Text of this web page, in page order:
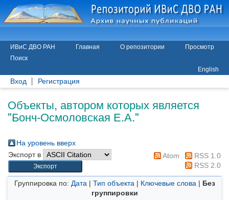
ИВиС ДВО РАН Главная О репозитории
Просмотр
Поиск
English
Вход Регистрация
Объекты, автором которых является
"Бонч-Осмоловская Е.А."
На уровень вверх
Экспорт в
Atom
RSS 1.0
RSS 2.0
Группировка по: Дата | Тип объекта | Ключевые слова | Без
группировки